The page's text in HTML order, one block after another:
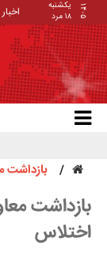
۱۴۰۵
یکشنبه
۱۸ مرد
بازداشت
بازداشت
اختلاس